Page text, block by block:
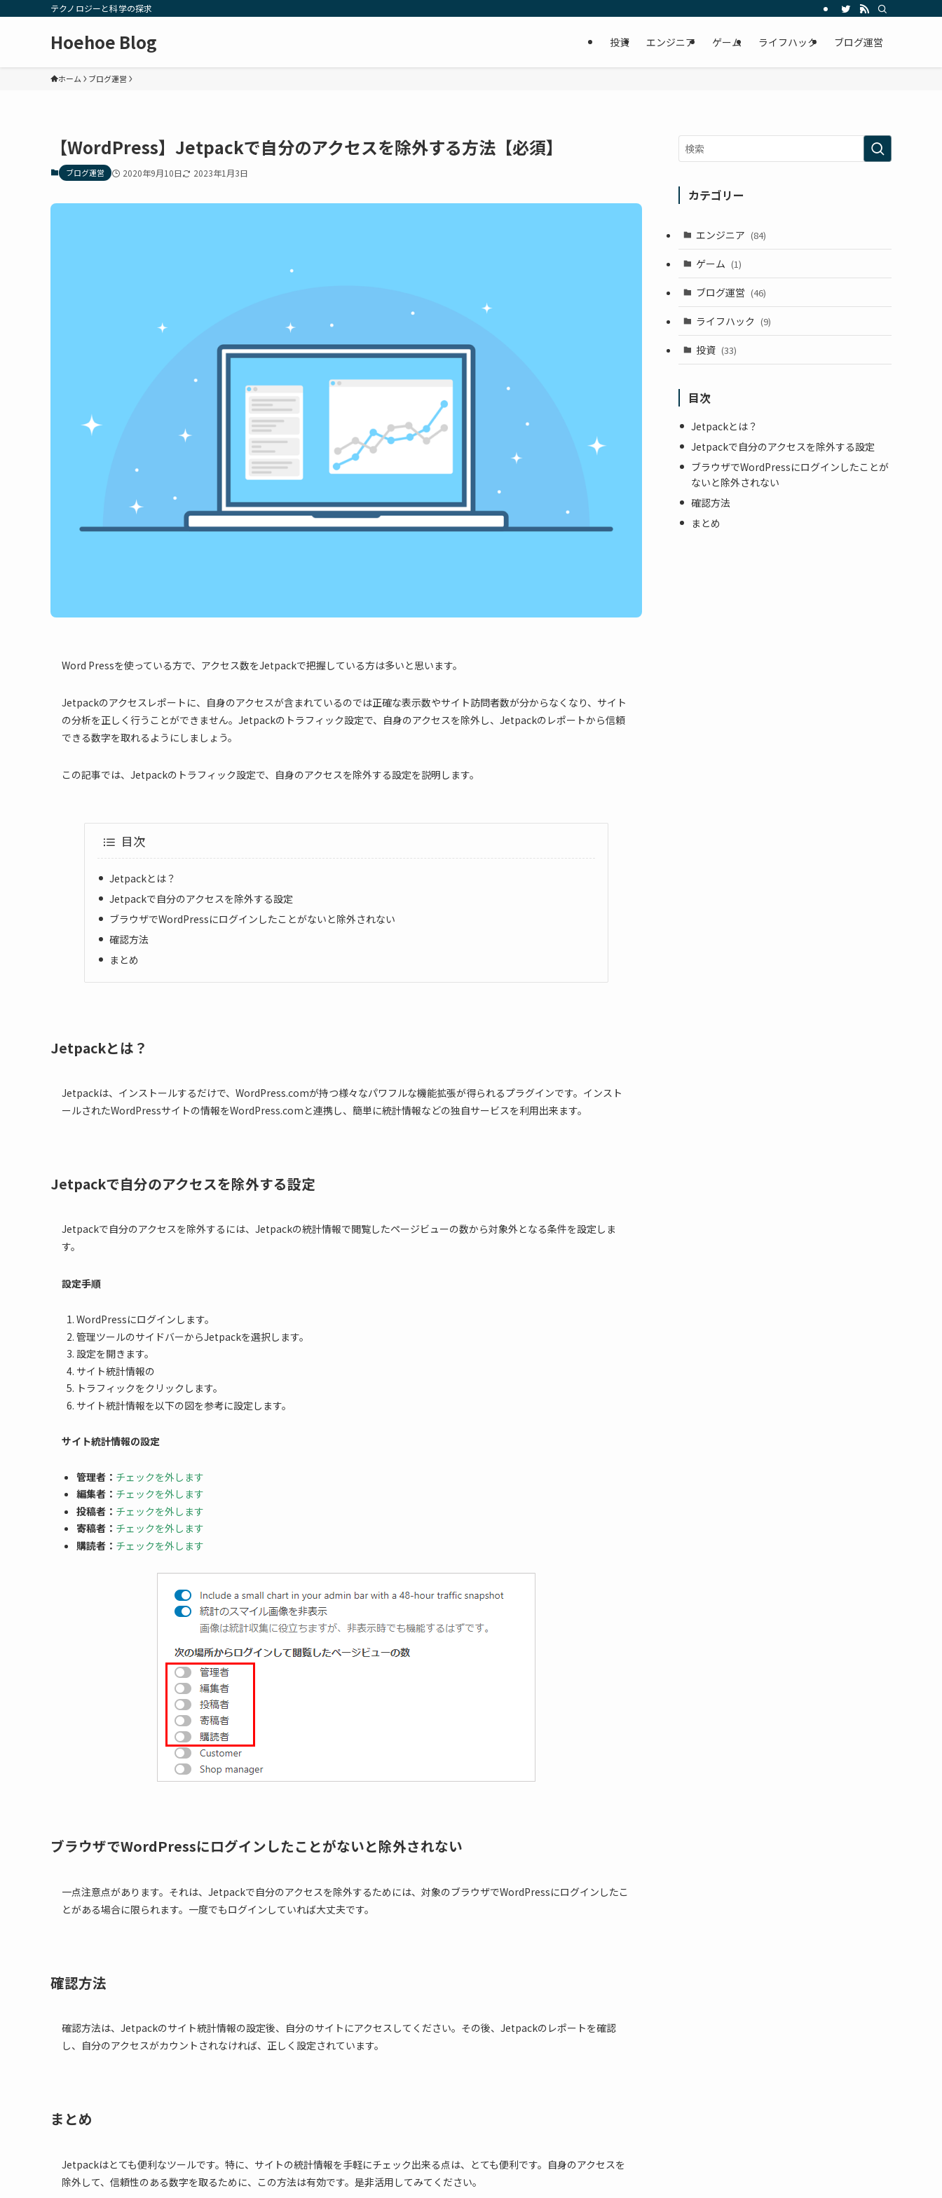
テクノロジーと科学の探求
Hoehoe Blog 投資 エンジニア ゲーム ライフハック ブログ運営
ホーム ブログ運営
【WordPress】Jetpackで自分のアクセスを除外する方法【必須】
ブログ運営 2020年9月10日 2023年1月3日
Word Pressを使っている方で、アクセス数をJetpackで把握している方は多いと思います。
Jetpackのアクセスレポートに、自身のアクセスが含まれているのでは正確な表示数やサイト訪問者数が分からなくなり、サイト
の分析を正しく行うことができません。Jetpackのトラフィック設定で、自身のアクセスを除外し、Jetpackのレポートから信頼
できる数字を取れるようにしましょう。
この記事では、Jetpackのトラフィック設定で、自身のアクセスを除外する設定を説明します。
目次
Jetpackとは？
Jetpackで自分のアクセスを除外する設定
ブラウザでWordPressにログインしたことがないと除外されない
確認方法
まとめ
Jetpackとは？
Jetpackは、インストールするだけで、WordPress.comが持つ様々なパワフルな機能拡張が得られるプラグインです。インスト
ールされたWordPressサイトの情報をWordPress.comと連携し、簡単に統計情報などの独自サービスを利用出来ます。
Jetpackで自分のアクセスを除外する設定
Jetpackで自分のアクセスを除外するには、Jetpackの統計情報で閲覧したページビューの数から対象外となる条件を設定しま
す。
設定手順
WordPressにログインします。
管理ツールのサイドバーからJetpackを選択します。
設定を開きます。
サイト統計情報の
トラフィックをクリックします。
サイト統計情報を以下の図を参考に設定します。
サイト統計情報の設定
管理者： チェックを外します
編集者： チェックを外します
投稿者： チェックを外します
寄稿者： チェックを外します
購読者： チェックを外します
ブラウザでWordPressにログインしたことがないと除外されない
一点注意点があります。それは、Jetpackで自分のアクセスを除外するためには、対象のブラウザでWordPressにログインしたこ
とがある場合に限られます。一度でもログインしていれば大丈夫です。
確認方法
確認方法は、Jetpackのサイト統計情報の設定後、自分のサイトにアクセスしてください。その後、Jetpackのレポートを確認
し、自分のアクセスがカウントされなければ、正しく設定されています。
まとめ
Jetpackはとても便利なツールです。特に、サイトの統計情報を手軽にチェック出来る点は、とても便利です。自身のアクセスを
除外して、信頼性のある数字を取るために、この方法は有効です。是非活用してみてください。
カテゴリー
エンジニア (84)
ゲーム (1)
ブログ運営 (46)
ライフハック (9)
投資 (33)
目次
Jetpackとは？
Jetpackで自分のアクセスを除外する設定
ブラウザでWordPressにログインしたことが
ないと除外されない
確認方法
まとめ